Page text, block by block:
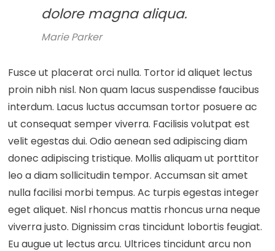
dolore magna aliqua.
Marie Parker
Fusce ut placerat orci nulla. Tortor id aliquet lectus
proin nibh nisl. Non quam lacus suspendisse faucibus
interdum. Lacus luctus accumsan tortor posuere ac
ut consequat semper viverra. Facilisis volutpat est
velit egestas dui. Odio aenean sed adipiscing diam
donec adipiscing tristique. Mollis aliquam ut porttitor
leo a diam sollicitudin tempor. Accumsan sit amet
nulla facilisi morbi tempus. Ac turpis egestas integer
eget aliquet. Nisl rhoncus mattis rhoncus urna neque
viverra justo. Dignissim cras tincidunt lobortis feugiat.
Eu augue ut lectus arcu. Ultrices tincidunt arcu non